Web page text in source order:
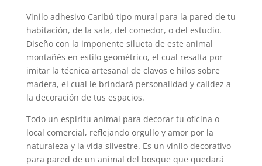
Vinilo adhesivo Caribú tipo mural para la pared de tu
habitación, de la sala, del comedor, o del estudio.
Diseño con la imponente silueta de este animal
montañés en estilo geométrico, el cual resalta por
imitar la técnica artesanal de clavos e hilos sobre
madera, el cual le brindará personalidad y calidez a
la decoración de tus espacios.
Todo un espíritu animal para decorar tu oficina o
local comercial, reflejando orgullo y amor por la
naturaleza y la vida silvestre. Es un vinilo decorativo
para pared de un animal del bosque que quedará